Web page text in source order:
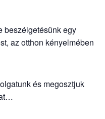
beszélgetésünk egy
az otthon kényelmében
és megosztjuk